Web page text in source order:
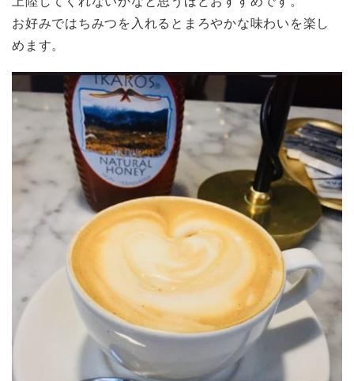
お好みではちみつを入れるとまろやかな味わいを楽し
めます。